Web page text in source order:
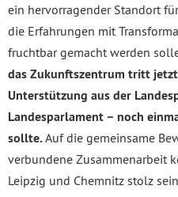
ein hervorragender Standort
die Erfahrungen mit
fruchtbar gemacht werden
das Zukunftszentrum tritt
Unterstützung aus der
Landesparlament – noch
sollte.Auf die gemeinsame
verbundene Zusammenarbeit
Leipzig und Chemnitz stolz